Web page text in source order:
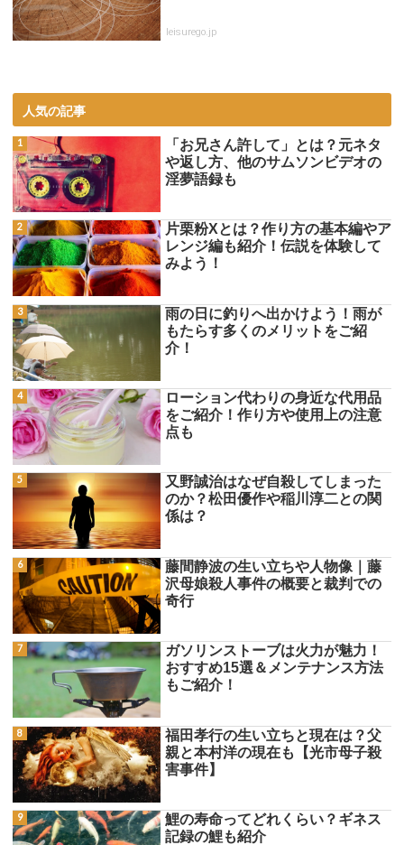
leisurego.jp
人気の記事
「お兄さん許して」とは？元ネタ
や返し方、他のサムソンビデオの
淫夢語録も
片栗粉Xとは？作り方の基本編やア
レンジ編も紹介！伝説を体験して
みよう！
雨の日に釣りへ出かけよう！雨が
もたらす多くのメリットをご紹
介！
ローション代わりの身近な代用品
をご紹介！作り方や使用上の注意
点も
又野誠治はなぜ自殺してしまった
のか？松田優作や稲川淳二との関
係は？
藤間静波の生い立ちや人物像｜藤
沢母娘殺人事件の概要と裁判での
奇行
ガソリンストーブは火力が魅力！
おすすめ15選＆メンテナンス方法
もご紹介！
福田孝行の生い立ちと現在は？父
親と本村洋の現在も【光市母子殺
害事件】
鯉の寿命ってどれくらい？ギネス
記録の鯉も紹介